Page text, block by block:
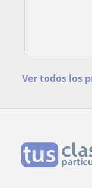
Ver todos los